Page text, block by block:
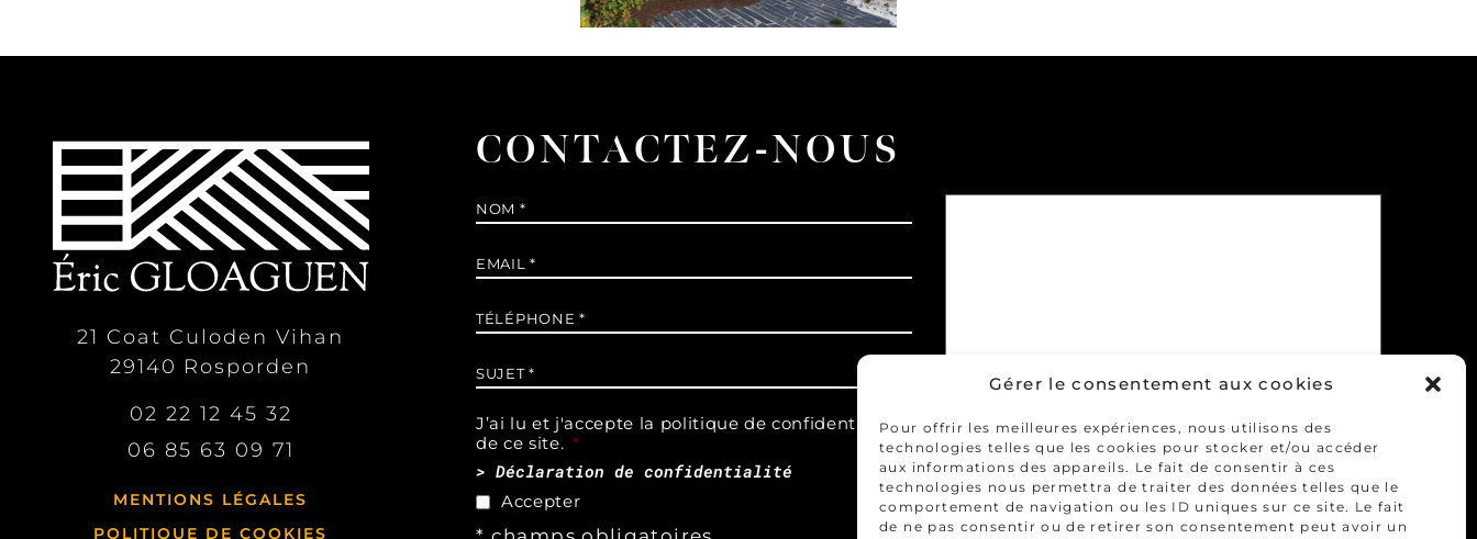
Gérer le consentement aux cookies
Pour offrir les meilleures expériences, nous utilisons des
technologies telles que les cookies pour stocker et/ou accéder
aux informations des appareils. Le fait de consentir à ces
technologies nous permettra de traiter des données telles que le
comportement de navigation ou les ID uniques sur ce site. Le fait
de ne pas consentir ou de retirer son consentement peut avoir un
21 Coat Culoden Vihan
29140 Rosporden
02 22 12 45 32
06 85 63 09 71
MENTIONS LÉGALES
POLITIQUE DE COOKIES
CONTACTEZ-NOUS
Nom *
E-
mail *
Téléphone *
Sujet *
J’ai lu et j'accepte la politique de confidentialité
de ce site. *
Accepter
> Déclaration de confidentialité